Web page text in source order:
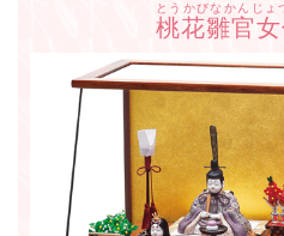
桃花雛官
とうかびなかんじょ